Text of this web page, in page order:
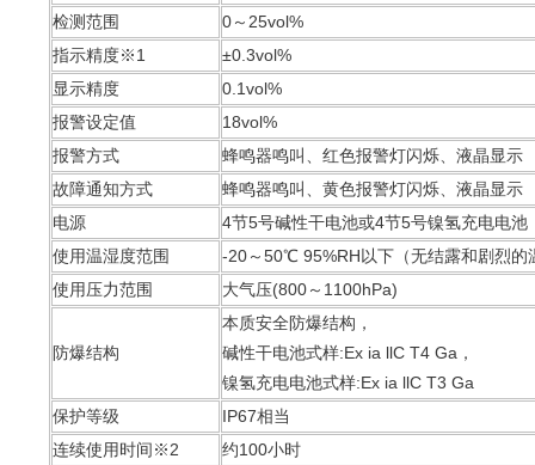
检测范围
0～25vol%
指示精度※1
±0.3vol%
显示精度
0.1vol%
报警设定值
18vol%
报警方式
蜂鸣器鸣叫、红色报警灯闪烁、液晶显示
故障通知方式
蜂鸣器鸣叫、黄色报警灯闪烁、液晶显示
电源
4节5号碱性干电池或4节5号镍氢充电电池
使用温湿度范围
-20～50℃ 95%RH以下（无结露和剧烈的
使用压力范围
大气压(800～1100hPa)
防爆结构
本质安全防爆结构，
碱性干电池式样:Ex ia llC T4 Ga，
镍氢充电电池式样:Ex ia llC T3 Ga
保护等级
IP67相当
连续使用时间※2
约100小时